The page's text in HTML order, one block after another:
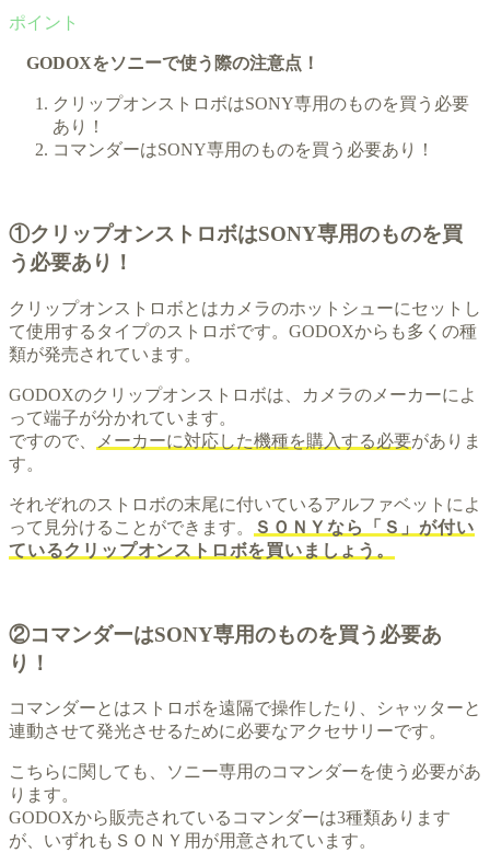
GODOXをソニーで使う際の注意点！
クリップオンストロボはSONY専用のものを買う必要
あり！
コマンダーはSONY専用のものを買う必要あり！
①クリップオンストロボはSONY専用のものを買
う必要あり！
クリップオンストロボとはカメラのホットシューにセットし
て使用するタイプのストロボです。GODOXからも多くの種
類が発売されています。
GODOXのクリップオンストロボは、カメラのメーカーによ
って端子が分かれています。
ですので、
メーカーに対応した機種を購入する必要がありま
す。
それぞれのストロボの末尾に付いているアルファベットによ
って見分けることができます。
ＳＯＮＹなら「Ｓ」が付い
ているクリップオンストロボを買いましょう。
②コマンダーはSONY専用のものを買う必要あ
り！
コマンダーとはストロボを遠隔で操作したり、シャッターと
連動させて発光させるために必要なアクセサリーです。
こちらに関しても、ソニー専用のコマンダーを使う必要があ
ります。
GODOXから販売されているコマンダーは3種類あります
が、いずれもＳＯＮＹ用が用意されています。